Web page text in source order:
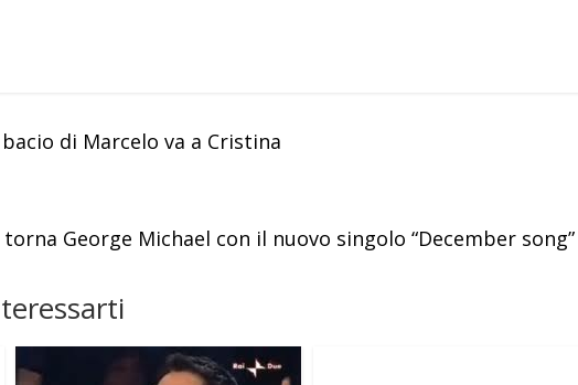
di Marcelo va a Cristina
George Michael con il nuovo singolo “December song”